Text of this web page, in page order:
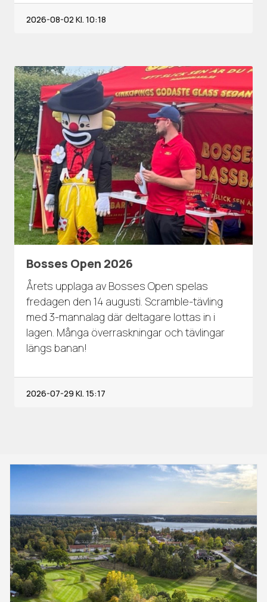
2026-08-02 Kl. 10:18
Bosses Open 2026
Årets upplaga av Bosses Open spelas
fredagen den 14 augusti. Scramble-tävling
med 3-mannalag där deltagare lottas in i
lagen. Många överraskningar och tävlingar
längs banan!
2026-07-29 Kl. 15:17